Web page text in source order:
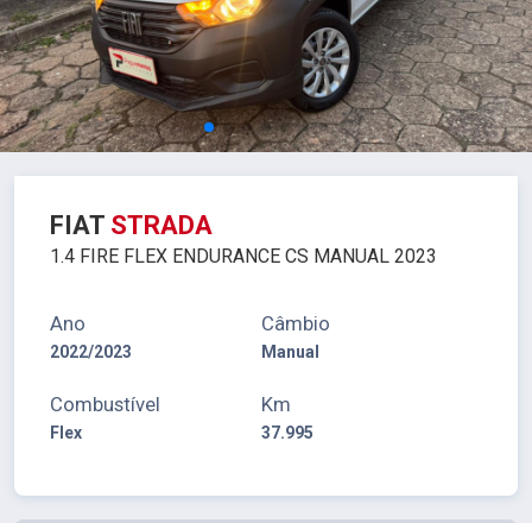
FIAT STRADA
1.4 FIRE FLEX ENDURANCE CS MANUAL 2023
Ano
2022/2023
Câmbio
Manual
Combustível
Flex
Km
37.995